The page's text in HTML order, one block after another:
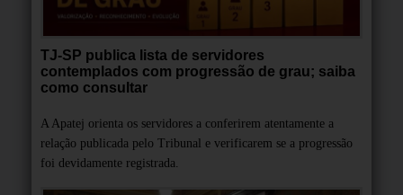
TJ-SP publica lista de servidores
contemplados com progressão de grau; saiba
como consultar
A Apatej orienta os servidores a conferirem atentamente a
relação publicada pelo Tribunal e verificarem se a progressão
foi devidamente registrada.